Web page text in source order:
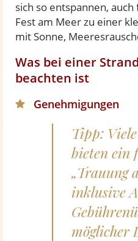
sich so entspannen,
Fest am Meer zu einer
mit Sonne,
Was bei einer
beachten ist
Genehmigungen
Tipp:
bieten ein
„Trauung
inklusive
möglicher